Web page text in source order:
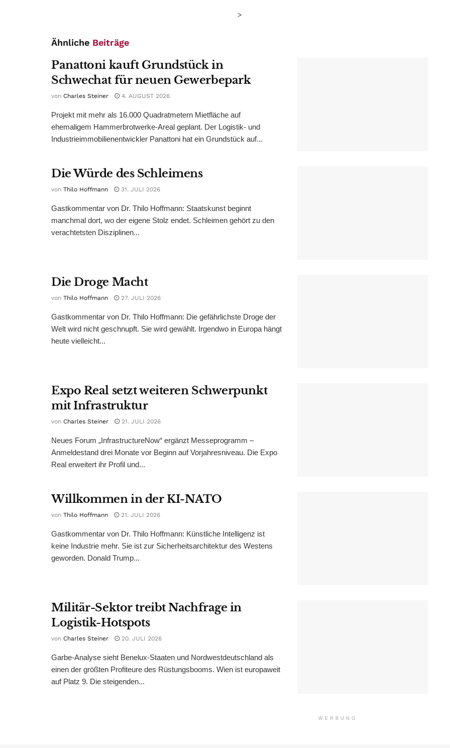
>
Ähnliche Beiträge
Panattoni kauft Grundstück in
Schwechat für neuen Gewerbepark
von Charles Steiner 4. AUGUST 2026
Projekt mit mehr als 16.000 Quadratmetern Mietfläche auf
ehemaligem Hammerbrotwerke-Areal geplant. Der Logistik- und
Industrieimmobilienentwickler Panattoni hat ein Grundstück auf...
Die Würde des Schleimens
von Thilo Hoffmann 31. JULI 2026
Gastkommentar von Dr. Thilo Hoffmann: Staatskunst beginnt
manchmal dort, wo der eigene Stolz endet. Schleimen gehört zu den
verachtetsten Disziplinen...
Die Droge Macht
von Thilo Hoffmann 27. JULI 2026
Gastkommentar von Dr. Thilo Hoffmann: Die gefährlichste Droge der
Welt wird nicht geschnupft. Sie wird gewählt. Irgendwo in Europa hängt
heute vielleicht...
Expo Real setzt weiteren Schwerpunkt
mit Infrastruktur
von Charles Steiner 21. JULI 2026
Neues Forum „InfrastructureNow“ ergänzt Messeprogramm –
Anmeldestand drei Monate vor Beginn auf Vorjahresniveau. Die Expo
Real erweitert ihr Profil und...
Willkommen in der KI-NATO
von Thilo Hoffmann 21. JULI 2026
Gastkommentar von Dr. Thilo Hoffmann: Künstliche Intelligenz ist
keine Industrie mehr. Sie ist zur Sicherheitsarchitektur des Westens
geworden. Donald Trump...
Militär-Sektor treibt Nachfrage in
Logistik-Hotspots
von Charles Steiner 20. JULI 2026
Garbe-Analyse sieht Benelux-Staaten und Nordwestdeutschland als
einen der größten Profiteure des Rüstungsbooms. Wien ist europaweit
auf Platz 9. Die steigenden...
WERBUNG